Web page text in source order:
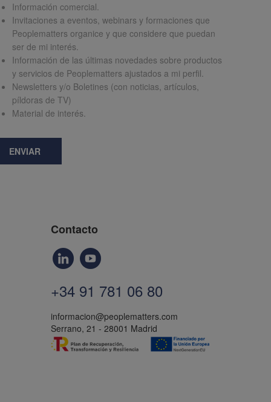
Información comercial.
Invitaciones a eventos, webinars y formaciones que
Peoplematters organice y que considere que puedan
ser de mi interés.
Información de las últimas novedades sobre productos
y servicios de Peoplematters ajustados a mi perfil.
Newsletters y/o Boletines (con noticias, artículos,
píldoras de TV)
Material de interés.
ENVIAR
Contacto
+34 91 781 06 80
informacion@peoplematters.com
Serrano, 21 - 28001 Madrid